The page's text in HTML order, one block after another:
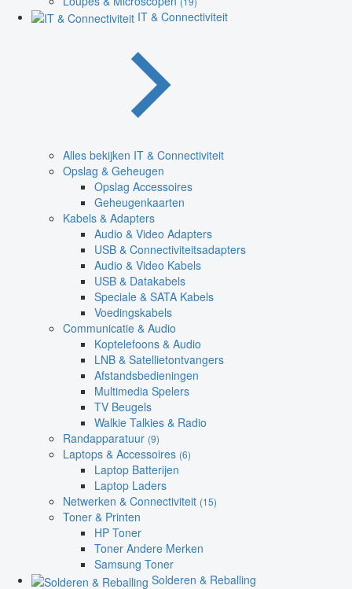
IT & Connectiviteit
Alles bekijken IT & Connectiviteit
Opslag & Geheugen
Opslag Accessoires
Geheugenkaarten
Kabels & Adapters
Audio & Video Adapters
USB & Connectiviteitsadapters
Audio & Video Kabels
USB & Datakabels
Speciale & SATA Kabels
Voedingskabels
Communicatie & Audio
Koptelefoons & Audio
LNB & Satellietontvangers
Afstandsbedieningen
Multimedia Spelers
TV Beugels
Walkie Talkies & Radio
Randapparatuur (9)
Laptops & Accessoires (6)
Laptop Batterijen
Laptop Laders
Netwerken & Connectiviteit (15)
Toner & Printen
HP Toner
Toner Andere Merken
Samsung Toner
Solderen & Reballing